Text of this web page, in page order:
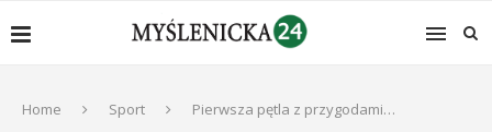
Home Sport Pierwsza pętla z przygodami…